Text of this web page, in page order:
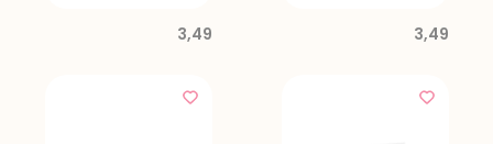
3,49 3,49